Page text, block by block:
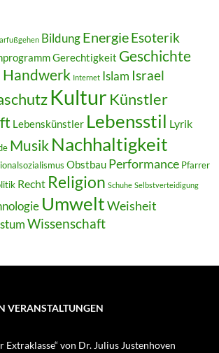
BildungEnergieEsoterik
Gerechtigkeit Geschichte
Handwerk Internet Islam Israel
Kultur Künstler
Lebenskünstler Lebensstil Lyrik
MusikNachhaltigkeit
Obstbau Performance Pfarrer
Recht Religion Schuhe Selbstverteidigung
UmweltWeisheit
Wissenschaft
VERANSTALTUNGEN
Extraklasse“ von Dr. Julius Justenhoven